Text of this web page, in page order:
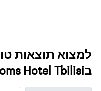
למצוא תוצאות
בRooms Hotel Tbilisi